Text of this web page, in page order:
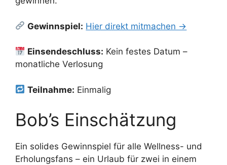
Gewinnspiel: Hier direkt mitmachen →
Einsendeschluss: Kein festes Datum –
monatliche Verlosung
Teilnahme: Einmalig
Bob’s Einschätzung
Ein solides Gewinnspiel für alle Wellness- und
Erholungsfans – ein Urlaub für zwei in einem